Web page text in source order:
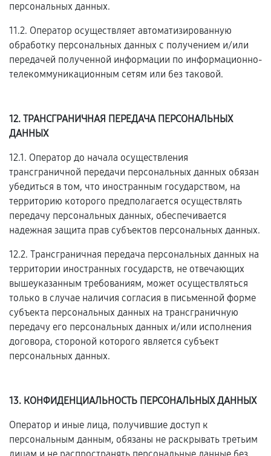
персональных данных.
11.2. Оператор осуществляет автоматизированную
обработку персональных данных с получением и/или
передачей полученной информации по информационно-
телекоммуникационным сетям или без таковой.
12. ТРАНСГРАНИЧНАЯ ПЕРЕДАЧА ПЕРСОНАЛЬНЫХ
ДАННЫХ
12.1. Оператор до начала осуществления
трансграничной передачи персональных данных обязан
убедиться в том, что иностранным государством, на
территорию которого предполагается осуществлять
передачу персональных данных, обеспечивается
надежная защита прав субъектов персональных данных.
12.2. Трансграничная передача персональных данных на
территории иностранных государств, не отвечающих
вышеуказанным требованиям, может осуществляться
только в случае наличия согласия в письменной форме
субъекта персональных данных на трансграничную
передачу его персональных данных и/или исполнения
договора, стороной которого является субъект
персональных данных.
13. КОНФИДЕНЦИАЛЬНОСТЬ ПЕРСОНАЛЬНЫХ ДАННЫХ
Оператор и иные лица, получившие доступ к
персональным данным, обязаны не раскрывать третьим